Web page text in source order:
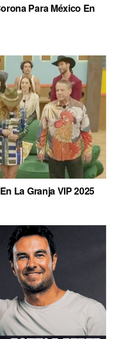
Para México En
La Granja VIP 2025